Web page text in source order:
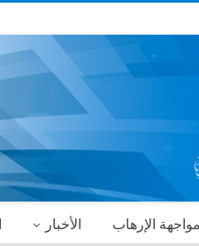
الإرهاب الأخبار